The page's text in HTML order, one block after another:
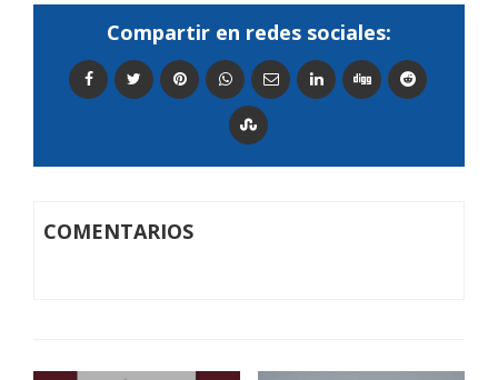
Compartir en redes sociales:
COMENTARIOS